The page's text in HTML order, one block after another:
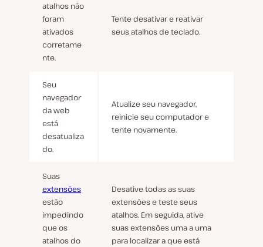
atalhos não
foram
ativados
corretame
nte.
Tente desativar e reativar
seus atalhos de teclado.
Seu
navegador
da web
está
desatualiza
do.
Atualize seu navegador,
reinicie seu computador e
tente novamente.
Suas
extensões
estão
impedindo
que os
atalhos do
Desative todas as suas
extensões e teste seus
atalhos. Em seguida, ative
suas extensões uma a uma
para localizar a que está